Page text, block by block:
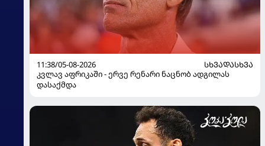
11:38/05-08-2026
ᲡᲮᲕᲐᲓᲐᲡᲮᲕᲐ
კვლავ აფრიკაში - ერვე რენარი ნაცნობ ადგილას
დასაქმდა